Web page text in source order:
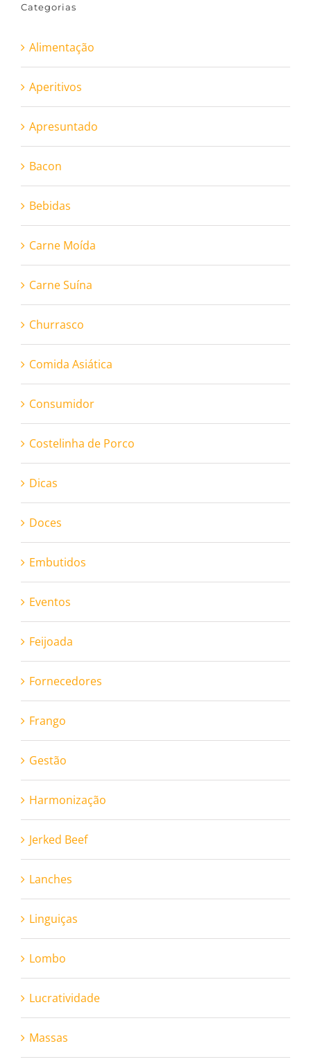
Categorias
Alimentação
Aperitivos
Apresuntado
Bacon
Bebidas
Carne Moída
Carne Suína
Churrasco
Comida Asiática
Consumidor
Costelinha de Porco
Dicas
Doces
Embutidos
Eventos
Feijoada
Fornecedores
Frango
Gestão
Harmonização
Jerked Beef
Lanches
Linguiças
Lombo
Lucratividade
Massas